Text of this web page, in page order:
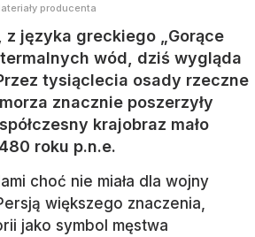
producenta
z języka greckiego „Gorące
termalnych wód, dziś wygląda
tysiąclecia osady rzeczne
znacznie poszerzyły
krajobraz mało
roku p.n.e.
choć nie miała dla wojny
większego znaczenia,
jako symbol męstwa